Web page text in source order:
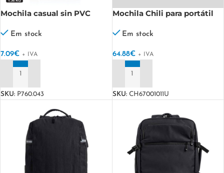
Mochila casual sin PVC
Em stock
7.09€ + IVA
SKU: P760.043
Mochila Chili para portátil
Em stock
64.88€ + IVA
SKU: CH67001011U